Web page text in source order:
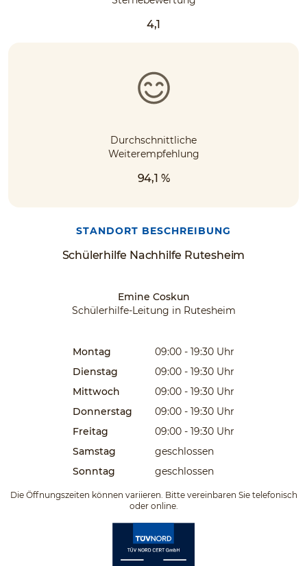
4,1
Durchschnittliche
Weiterempfehlung
94,1 %
Schülerhilfe Nachhilfe Rutesheim
STANDORT BESCHREIBUNG
Emine Coskun
Schülerhilfe-Leitung in Rutesheim
Montag 09:00 - 19:30 Uhr
Dienstag
09:00 - 19:30 Uhr
Mittwoch
09:00 - 19:30 Uhr
Donnerstag
09:00 - 19:30 Uhr
Freitag
09:00 - 19:30 Uhr
Samstag
geschlossen
Sonntag
geschlossen
Die Öffnungszeiten können variieren. Bitte vereinbaren Sie telefonisch
oder online.